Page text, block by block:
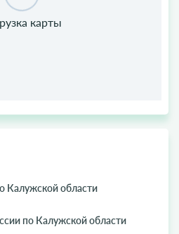
области
по Калужской области